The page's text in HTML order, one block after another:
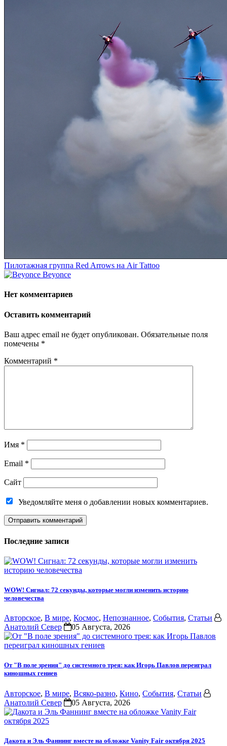
Пилотажная группа Red Arrows на Air Tattoo
Beyonce
Нет комментариев
Оставить комментарий
Ваш адрес email не будет опубликован. Обязательные поля
помечены *
Комментарий *
Имя *
Email *
Сайт
Уведомляйте меня о добавлении новых комментариев.
Последние записи
WOW! Сигнал: 72 секунды, которые могли изменить историю
человечества
Авторское, В мире, Космос, Непознанное, События, Статьи
Анатолий Север
05 Августа, 2026
От "В поле зрения" до системного трея: как Игорь Павлов переиграл
киношных гениев
Авторское, В мире, Всяко-разно, Кино, События, Статьи
Анатолий Север
05 Августа, 2026
Дакота и Эль Фаннинг вместе на обложке Vanity Fair октября 2025